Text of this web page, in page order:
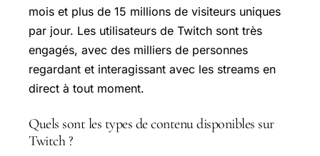
mois et plus de 15 millions de visiteurs uniques
par jour. Les utilisateurs de Twitch sont très
engagés, avec des milliers de personnes
regardant et interagissant avec les streams en
direct à tout moment.
Quels sont les types de contenu disponibles sur
Twitch ?